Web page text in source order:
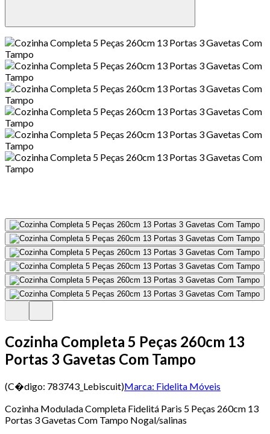
Cozinha Completa 5 Peças 260cm 13
Portas 3 Gavetas Com Tampo
(C�digo: 783743_Lebiscuit)Marca: Fidelita Móveis
Cozinha Modulada Completa Fidelitá Paris 5 Peças 260cm 13
Portas 3 Gavetas Com Tampo Nogal/salinas